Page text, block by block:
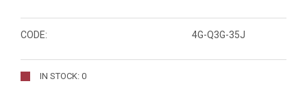
CODE: 4G-Q3G-35J
IN STOCK: 0